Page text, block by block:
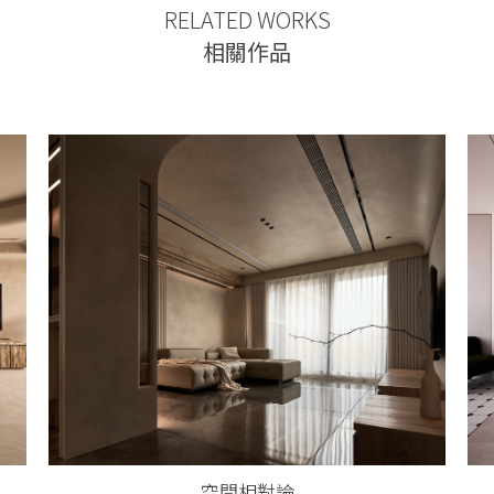
RELATED WORKS
相關作品